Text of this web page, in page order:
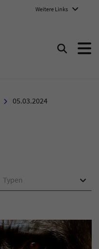
Weitere Links
Suchen
05.03.2024
Typen